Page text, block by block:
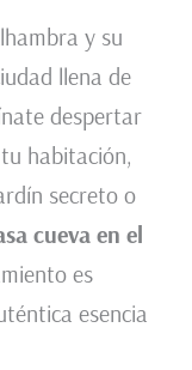
y su
llena de
despertar
habitación,
secreto o
cueva en el
es
esencia